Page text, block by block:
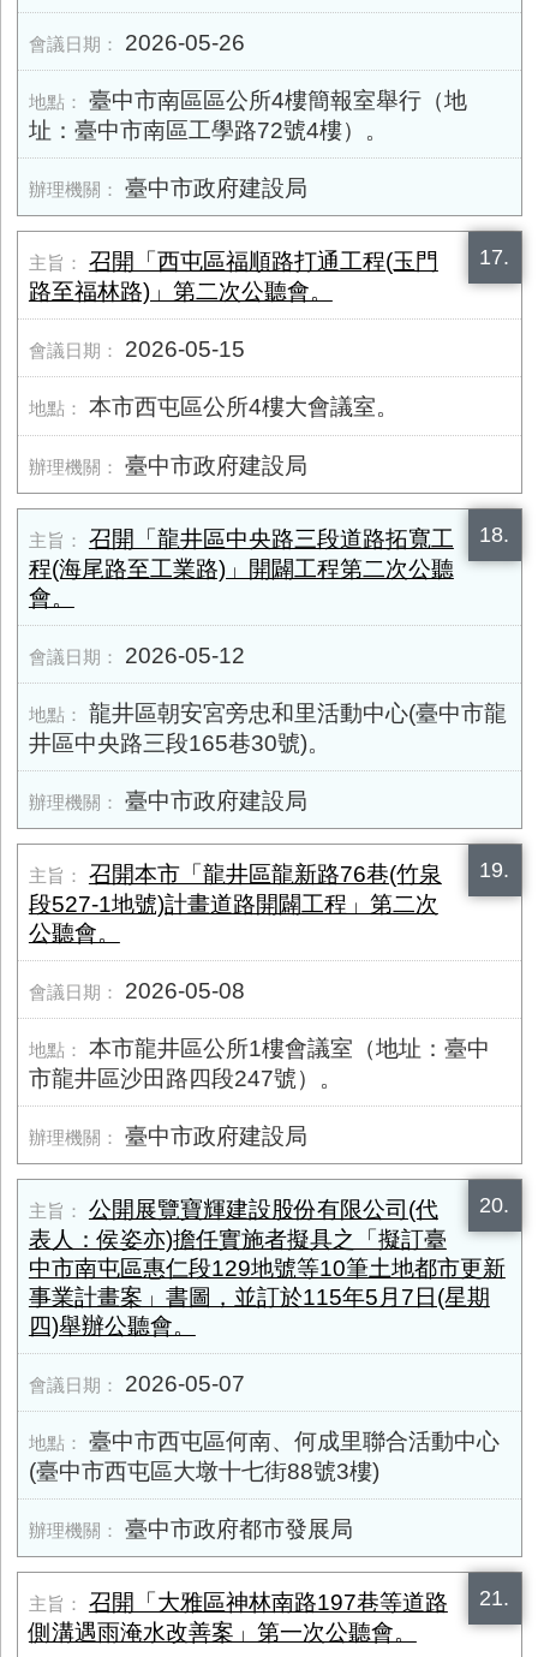
2026-05-26
臺中市南區區公所4樓簡報室舉行（地
址：臺中市南區工學路72號4樓）。
臺中市政府建設局
17.
召開「西屯區福順路打通工程(玉門
路至福林路)」第二次公聽會。
2026-05-15
本市西屯區公所4樓大會議室。
臺中市政府建設局
18.
召開「龍井區中央路三段道路拓寬工
程(海尾路至工業路)」開闢工程第二次公聽
會。
2026-05-12
龍井區朝安宮旁忠和里活動中心(臺中市龍
井區中央路三段165巷30號)。
臺中市政府建設局
19.
召開本市「龍井區龍新路76巷(竹泉
段527-1地號)計畫道路開闢工程」第二次
公聽會。
2026-05-08
本市龍井區公所1樓會議室（地址：臺中
市龍井區沙田路四段247號）。
臺中市政府建設局
20.
公開展覽寶輝建設股份有限公司(代
表人：侯姿亦)擔任實施者擬具之「擬訂臺
中市南屯區惠仁段129地號等10筆土地都市更新
事業計畫案」書圖，並訂於115年5月7日(星期
四)舉辦公聽會。
2026-05-07
臺中市西屯區何南、何成里聯合活動中心
(臺中市西屯區大墩十七街88號3樓)
臺中市政府都市發展局
21.
召開「大雅區神林南路197巷等道路
側溝遇雨淹水改善案」第一次公聽會。